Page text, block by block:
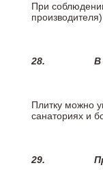
При
производителя)
28. В
Плитку можно
санаториях и
29.